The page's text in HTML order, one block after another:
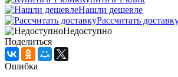
Нашли дешевле
Рассчитать
Недоступно
Поделиться
Ошибка